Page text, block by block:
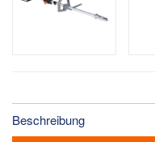
Beschreibung